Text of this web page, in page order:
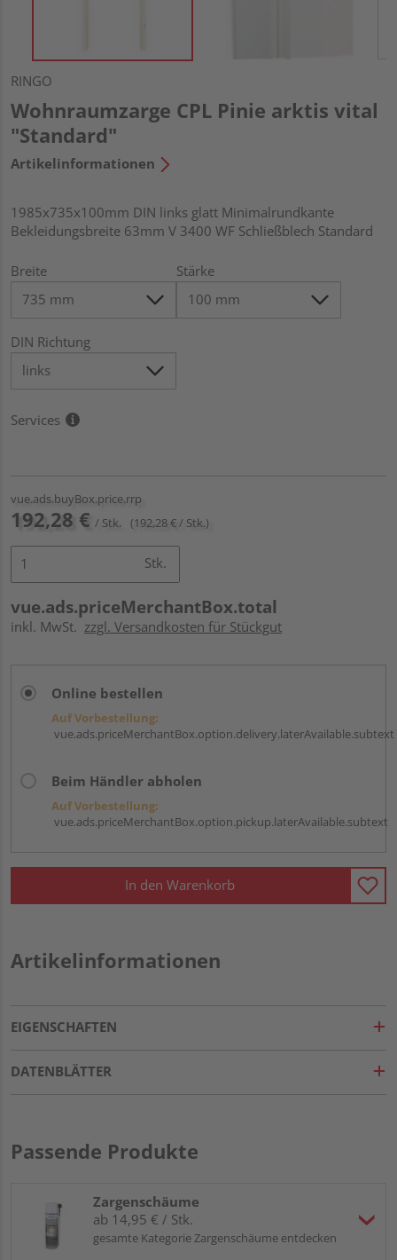
RINGO
Wohnraumzarge CPL Pinie arktis vital
"Standard"
Artikelinformationen
1985x735x100mm DIN links glatt Minimalrundkante
Bekleidungsbreite 63mm V 3400 WF Schließblech Standard
Breite Stärke
DIN Richtung
Services
vue.ads.buyBox.price.rrp
192,28 € / Stk. (192,28 € / Stk.)
Stk.
vue.ads.priceMerchantBox.total
inkl. MwSt. zzgl. Versandkosten für Stückgut
Online bestellen
Auf Vorbestellung:
vue.ads.priceMerchantBox.option.delivery.laterAvailable.subtext
Beim Händler abholen
Auf Vorbestellung:
vue.ads.priceMerchantBox.option.pickup.laterAvailable.subtext
In den Warenkorb
Artikelinformationen
EIGENSCHAFTEN
DATENBLÄTTER
Passende Produkte
Zargenschäume
ab 14,95 € / Stk.
gesamte Kategorie Zargenschäume entdecken